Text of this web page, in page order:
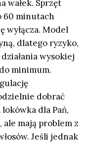
wałek. Sprzęt
60 minutach
wyłącza. Model
dlatego ryzyko,
wysokiej
minimum.
dobrać
dla Pań,
mają problem z
Jeśli jednak